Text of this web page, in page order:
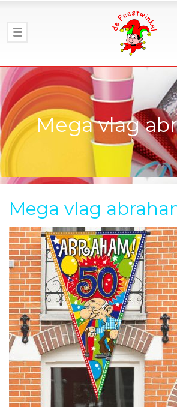
Mega vlag
Mega vlag